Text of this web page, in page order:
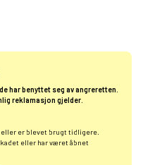
har benyttet seg av angreretten.
reklamasjon gjelder.
er blevet brugt tidligere.
eller har været åbnet